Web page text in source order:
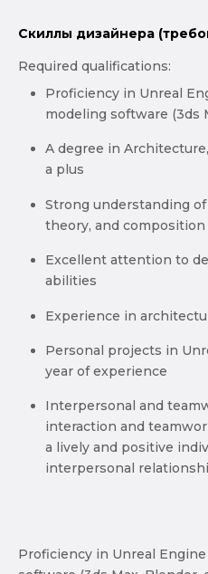
Скиллы дизайнера
Required qualifications:
Proficiency in Unreal
modeling software (3ds
A degree in
a plus
Strong understanding
theory, and composition
Excellent attention to
abilities
Experience in
Personal projects in
year of experience
Interpersonal and
interaction and
a lively and positive
interpersonal
Proficiency in Unreal